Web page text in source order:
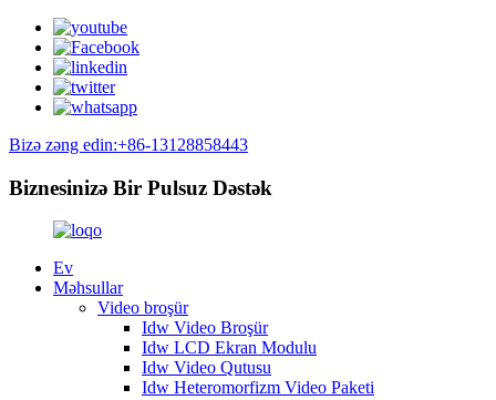
Bizə zəng edin:+86-13128858443
Biznesinizə Bir Pulsuz Dəstək
Ev
Məhsullar
Video broşür
Idw Video Broşür
Idw LCD Ekran Modulu
Idw Video Qutusu
Idw Heteromorfizm Video Paketi